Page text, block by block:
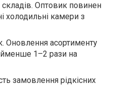
складів. Оптовик повинен
холодильні камери з
Оновлення асортименту
1–2 рази на
замовлення рідкісних